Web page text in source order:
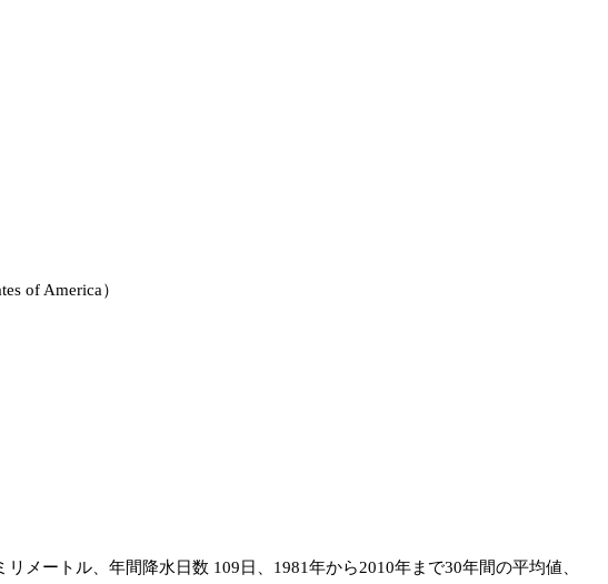
of America）
ートル、年間降水日数 109日、1981年から2010年まで30年間の平均値、